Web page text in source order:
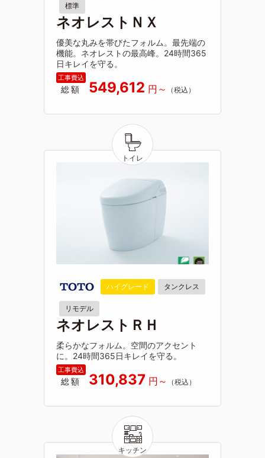
標準
ネオレストＮＸ
優美な丸みを帯びたフォルム。最先端の
機能。ネオレストの最高峰。24時間365
日キレイを守る。
総額 549,612
ハイグレード タンクレス
リモデル
ネオレストＲＨ
柔らかなフォルム。空間のアクセント
に。24時間365日キレイを守る。
総額 310,837